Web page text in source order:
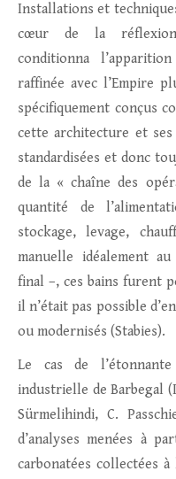
Installations et
cœur de la
conditionna
raffinée avec l’Empire
spécifiquement conçus
cette architecture et ses
standardisées et donc
de la « chaîne des
quantité de
stockage, levage,
manuelle idéalement
final –, ces bains furent
il n’était pas possible
ou modernisés (Stabies).
Le cas de
industrielle de Barbegal
Sürmelihindi, C.
d’analyses menées à
carbonatées collectées